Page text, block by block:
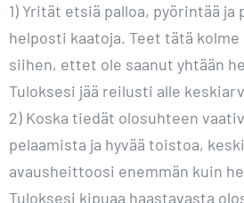
1) Yrität etsiä palloa, pyörintää ja
helposti kaatoja. Teet tätä
siihen, ettet ole saanut yhtään
Tuloksesi jää reilusti alle
2) Koska tiedät olosuhteen
pelaamista ja hyvää toistoa,
avausheittoosi enemmän kuin
Tuloksesi kipuaa haastavasta